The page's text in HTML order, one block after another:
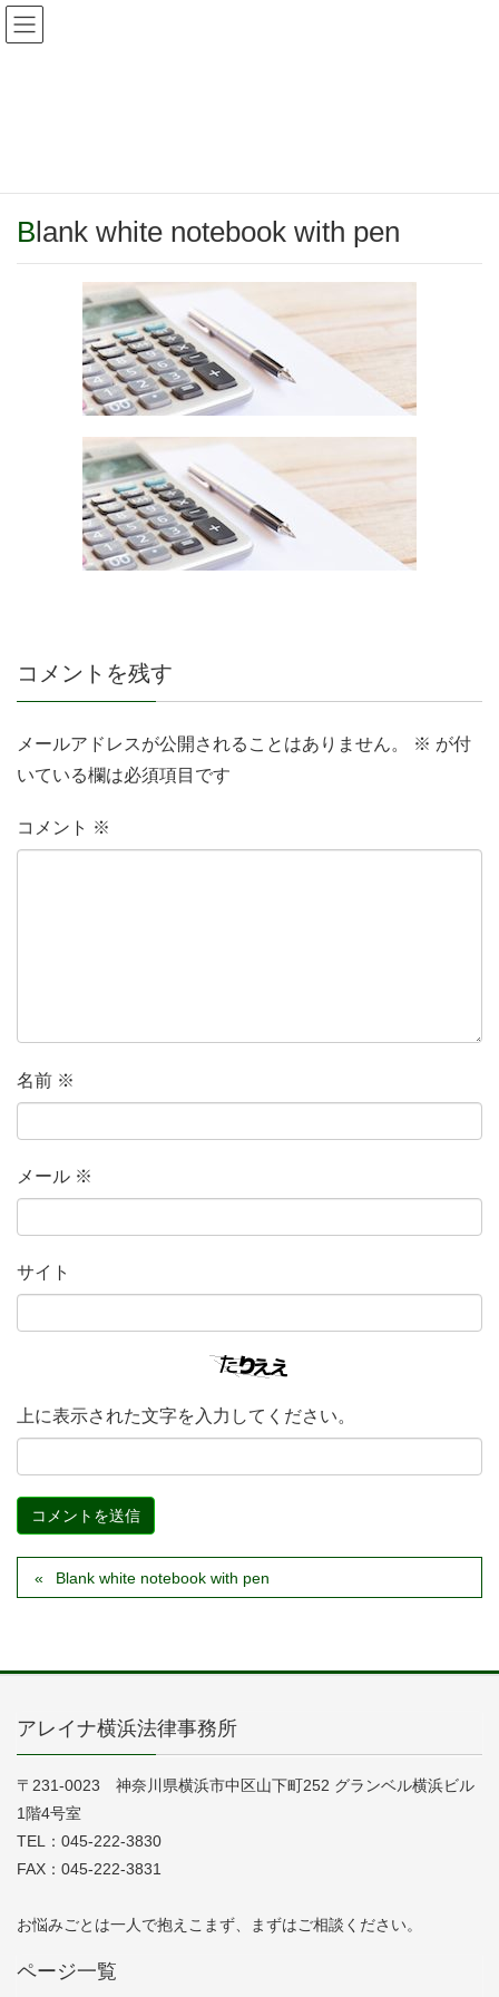
Blank white notebook with pen
コメントを残す
メールアドレスが公開されることはありません。 ※ が付
いている欄は必須項目です
コメント ※
名前 ※
メール ※
サイト
上に表示された文字を入力してください。
Blank white notebook with pen
アレイナ横浜法律事務所
〒231-0023 神奈川県横浜市中区山下町252 グランベル横浜ビル
1階4号室
TEL：045-222-3830
FAX：045-222-3831
お悩みごとは一人で抱えこまず、まずはご相談ください。
ページ一覧